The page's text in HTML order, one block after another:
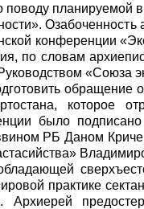
планируемой
конференции
по словам
«Союза
обращение о
которое
было
РБ Даном
практике
Архиерей